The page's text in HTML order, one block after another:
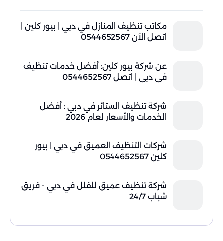
مكاتب تنظيف المنازل في دبي | بيور كلين |
اتصل الآن 0544652567
عن شركة بيور كلين: أفضل خدمات تنظيف
في دبي | اتصل 0544652567
شركة تنظيف الستائر في دبي : أفضل
الخدمات والأسعار لعام 2026
شركات التنظيف العميق في دبي | بيور
كلين 0544652567
شركة تنظيف عميق للفلل في دبي - فريق
شباب 24/7